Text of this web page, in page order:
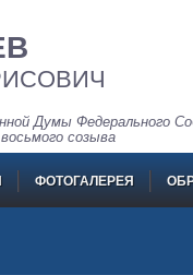
Думы Федерального
созыва
ФОТОГАЛЕРЕЯ